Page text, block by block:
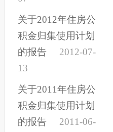
关于2012年住房公
积金归集使用计划
的报告
2012-07-
13
关于2011年住房公
积金归集使用计划
的报告
2011-06-